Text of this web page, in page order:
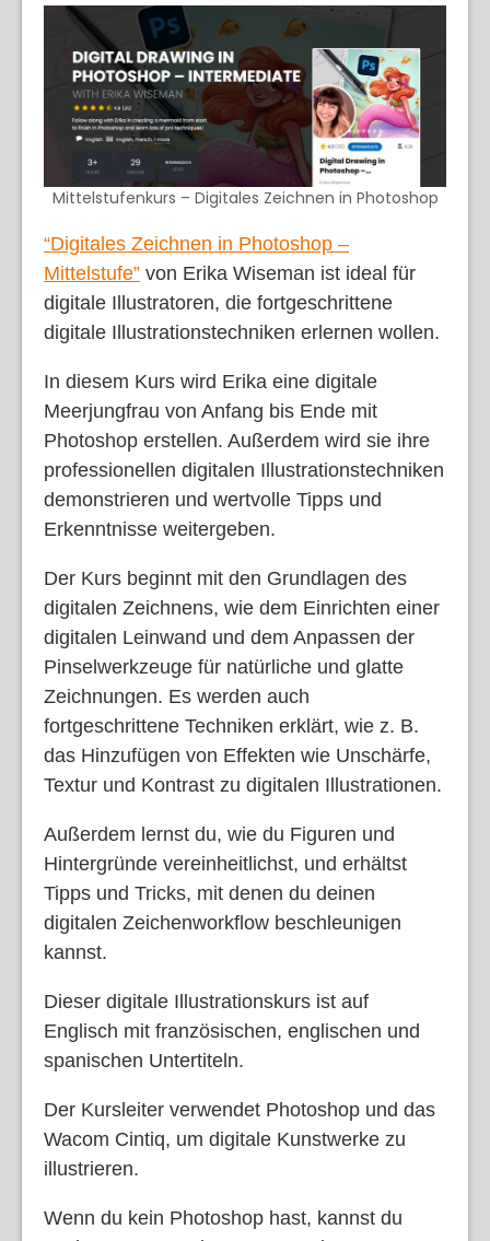
Mittelstufenkurs – Digitales Zeichnen in Photoshop
“Digitales Zeichnen in Photoshop –
Mittelstufe” von Erika Wiseman ist ideal für
digitale Illustratoren, die fortgeschrittene
digitale Illustrationstechniken erlernen wollen.
In diesem Kurs wird Erika eine digitale
Meerjungfrau von Anfang bis Ende mit
Photoshop erstellen. Außerdem wird sie ihre
professionellen digitalen Illustrationstechniken
demonstrieren und wertvolle Tipps und
Erkenntnisse weitergeben.
Der Kurs beginnt mit den Grundlagen des
digitalen Zeichnens, wie dem Einrichten einer
digitalen Leinwand und dem Anpassen der
Pinselwerkzeuge für natürliche und glatte
Zeichnungen. Es werden auch
fortgeschrittene Techniken erklärt, wie z. B.
das Hinzufügen von Effekten wie Unschärfe,
Textur und Kontrast zu digitalen Illustrationen.
Außerdem lernst du, wie du Figuren und
Hintergründe vereinheitlichst, und erhältst
Tipps und Tricks, mit denen du deinen
digitalen Zeichenworkflow beschleunigen
kannst.
Dieser digitale Illustrationskurs ist auf
Englisch mit französischen, englischen und
spanischen Untertiteln.
Der Kursleiter verwendet Photoshop und das
Wacom Cintiq, um digitale Kunstwerke zu
illustrieren.
Wenn du kein Photoshop hast, kannst du